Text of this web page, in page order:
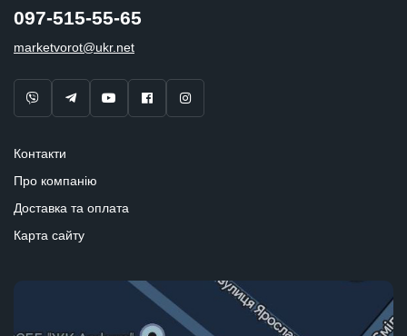
097-515-55-65
marketvorot@ukr.net
Контакти
Про компанію
Доставка та оплата
Карта сайту